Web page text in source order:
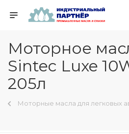
Моторное
Sintec Luxe
205л
Моторные масла для легковых